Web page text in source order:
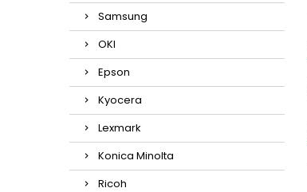
Samsung
OKI
Epson
Kyocera
Lexmark
Konica Minolta
Ricoh